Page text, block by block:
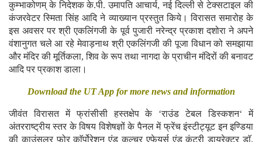
कंजरवेटर स्मिता सिंह आदि ने व्याख्यान प्रस्तुत किये। विरासत समारोह के
इस अवसर पर श्री एकलिंगजी के पूर्व पुजारी नरेन्द्र प्रकाश दशोरा ने अपने
वंशानुगत चले आ रहे मेवाड़नाथ श्री एकलिंगजी की पूजा विधान को समझाया
और मंदिर की मूर्तिकला, शिव के रूप तथा नागदा के प्राचीन मंदिरों की बनावट
आदि पर प्रकाश डाला।
Download the UT App for more news and information
जीवंत विरासत में फ्रांसीसी हस्तक्षेप के ‘राउंड टेबल डिस्कशन‘ में
अंतरराष्ट्रीय स्तर के विषय विशेषज्ञों के पैनल में फ्रेंच इंस्टीट्यूट इन इण्डिया
की काउंसलर फोर काॅर्पोरेशन एंड कल्चर एफेयर्स एंड कंट्री डायरेक्टर डाॅ.